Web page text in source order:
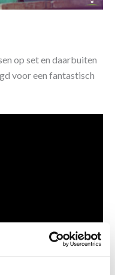
op set en daarbuiten
voor een fantastisch